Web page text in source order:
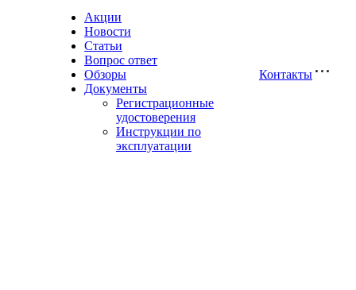
Акции
Новости
Статьи
Вопрос ответ
Обзоры
Документы
Регистрационные
удостоверения
Инструкции по
эксплуатации
Контакты